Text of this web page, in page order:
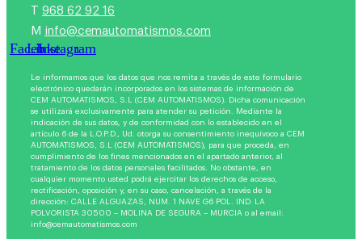
968 62 92 16
M info@cemautomatismos.com
Facebook
Linkedin
Instagram
Le informamos que los datos que nos remita a través de este formulario
electrónico quedarán incorporados en los sistemas de información de
CEM AUTOMATISMOS, S.L (CEM AUTOMATISMOS). Dicha comunicación
se utilizará exclusivamente para atender su petición. Mediante la
indicación de sus datos, y de conformidad con lo establecido en el
artículo 6 de la L.O.P.D., Ud. otorga su consentimiento inequívoco a CEM
AUTOMATISMOS, S.L (CEM AUTOMATISMOS), para que proceda, en
cumplimiento de los fines mencionados en el apartado anterior, al
tratamiento de los datos personales facilitados. No obstante, en
cualquier momento usted podrá ejercitar los derechos de acceso,
rectificación, oposición y, en su caso, cancelación, a través de la
dirección: CALLE ALGUAZAS, NUM. 1 NAVE G6 POL. IND. LA
POLVORISTA 30500 – MOLINA DE SEGURA – MURCIA o al email:
info@cemautomatismos.com